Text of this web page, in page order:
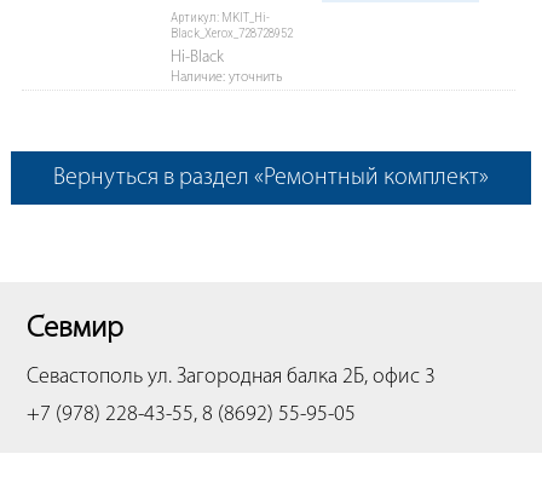
Артикул: MKIT_Hi-
Black_Xerox_728728952
Hi-Black
Наличие: уточнить
Вернуться в раздел «Ремонтный комплект»
Севмир
Севастополь ул. Загородная балка 2Б, офис 3
+7 (978) 228-43-55, 8 (8692) 55-95-05